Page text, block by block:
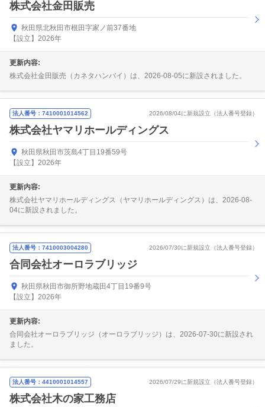
株式会社金田販売
秋田県北秋田市根田字家ノ前37番地
【設立】2026年
更新内容:
株式会社金田販売（カネタハンバイ）は、2026-08-05に新設されました。
法人番号：7410001014562 2026/08/04に新規設立（法人番号登録）
株式会社ヤマリホールディングス
秋田県秋田市茨島4丁目19番59号
【設立】2026年
更新内容:
株式会社ヤマリホールディングス（ヤマリホールディングス）は、2026-08-
04に新設されました。
法人番号：7410003004280 2026/07/30に新規設立（法人番号登録）
合同会社オーロラブリッジ
秋田県秋田市御所野地蔵田4丁目19番9号
【設立】2026年
更新内容:
合同会社オーロラブリッジ（オーロラブリッジ）は、2026-07-30に新設され
ました。
法人番号：4410001014557 2026/07/29に新規設立（法人番号登録）
株式会社木の家工務店